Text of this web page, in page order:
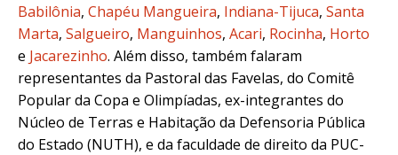
Babilônia, Chapéu Mangueira, Indiana-Tijuca, Santa
Marta, Salgueiro, Manguinhos, Acari, Rocinha, Horto
e Jacarezinho. Além disso, também falaram
representantes da Pastoral das Favelas, do Comitê
Popular da Copa e Olimpíadas, ex-integrantes do
Núcleo de Terras e Habitação da Defensoria Pública
do Estado (NUTH), e da faculdade de direito da PUC-